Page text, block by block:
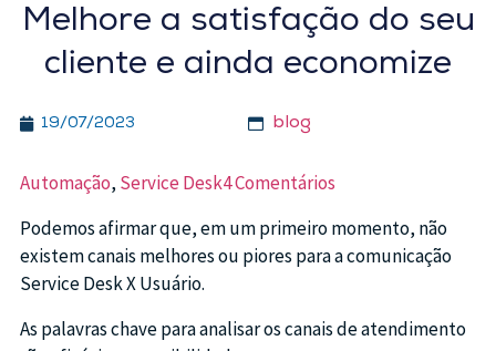
Melhore a satisfação do seu
cliente e ainda economize
19/07/2023 blog
Automação, Service Desk4 Comentários
Podemos afirmar que, em um primeiro momento, não
existem canais melhores ou piores para a comunicação
Service Desk X Usuário.
As palavras chave para analisar os canais de atendimento